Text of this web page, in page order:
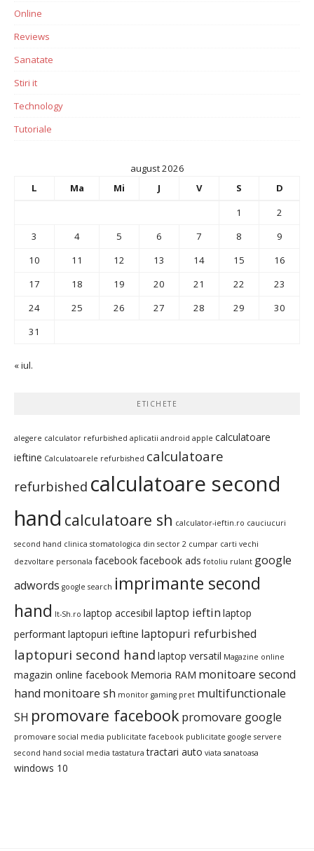
Online
Reviews
Sanatate
Stiri it
Technology
Tutoriale
august 2026
L
Ma Mi J V S
D
1
2
3
4 5 6 7 8
9
10
11 12 13 14 15
16
17
18 19 20 21 22
23
24
25 26 27 28 29
30
31
« iul.
ETICHETE
alegere calculator refurbished aplicatii android apple calculatoare
ieftine Calculatoarele refurbished calculatoare
refurbished calculatoare second
hand calculatoare sh calculator-ieftin.ro cauciucuri
second hand clinica stomatologica din sector 2 cumpar carti vechi
dezvoltare personala facebookfacebook ads fotoliu rulant google
adwords google search imprimante second
hand It-Sh.ro laptop accesibil laptop ieftin laptop
performantlaptopuri ieftine laptopuri refurbished
laptopuri second hand laptop versatil Magazine online
magazin online facebook Memoria RAM monitoare second
hand monitoare sh monitor gaming pret multifunctionale
SH promovare facebook promovare google
promovare social media publicitate facebook publicitate google servere
second hand social media tastatura tractari auto viata sanatoasa
windows 10